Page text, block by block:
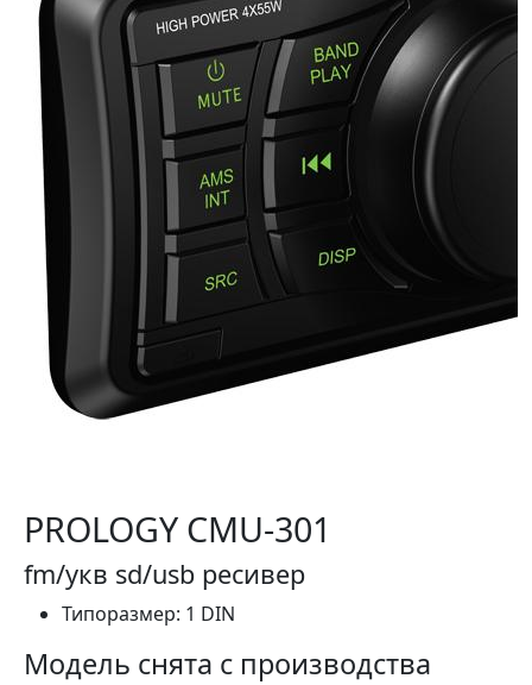
PROLOGY CMU-301
fm/укв sd/usb ресивер
Типоразмер: 1 DIN
Модель снята с производства